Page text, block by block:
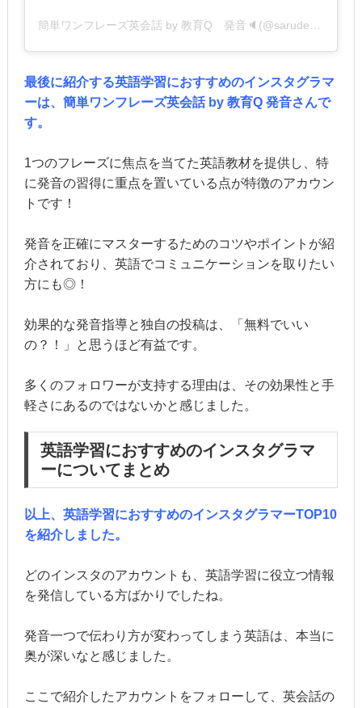
最後に紹介する英語学習におすすめのインスタグラマ
ーは、簡単ワンフレーズ英会話 by 教育Q 発音さんで
す。
1つのフレーズに焦点を当てた英語教材を提供し、特
に発音の習得に重点を置いている点が特徴のアカウン
トです！
発音を正確にマスターするためのコツやポイントが紹
介されており、英語でコミュニケーションを取りたい
方にも◎！
効果的な発音指導と独自の投稿は、「無料でいい
の？！」と思うほど有益です。
多くのフォロワーが支持する理由は、その効果性と手
軽さにあるのではないかと感じました。
英語学習におすすめのインスタグラマ
ーについてまとめ
以上、英語学習におすすめのインスタグラマーTOP10
を紹介しました。
どのインスタのアカウントも、英語学習に役立つ情報
を発信している方ばかりでしたね。
発音一つで伝わり方が変わってしまう英語は、本当に
奥が深いなと感じました。
ここで紹介したアカウントをフォローして、英会話の